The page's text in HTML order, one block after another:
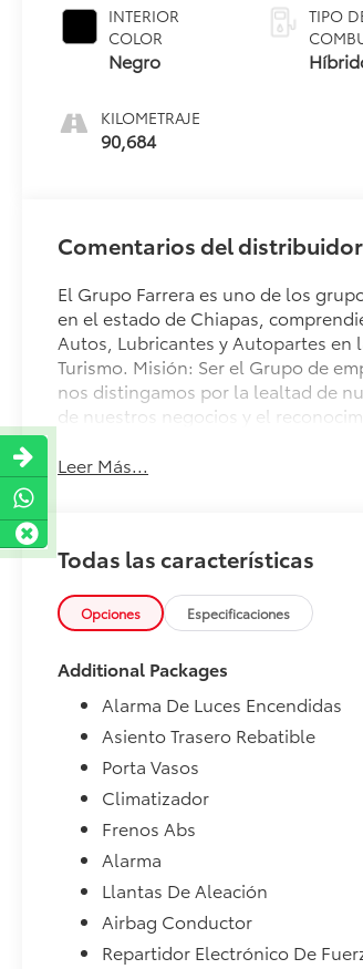
INTERIOR
COLOR
Negro
KILOMETRAJE
90,684
TIPO
Comentarios del distribuidor
El Grupo Farrera es uno de los
en el estado de Chiapas,
Autos, Lubricantes y Autopartes en
Turismo. Misión: Ser el Grupo de
nos distingamos por la lealtad de
de nuestros negocios y el
Leer Más...
Todas las características
Opciones Especificaciones
Additional Packages
Alarma De Luces Encendidas
Asiento Trasero Rebatible
Porta Vasos
Climatizador
Frenos Abs
Alarma
Llantas De Aleación
Airbag Conductor
Repartidor Electrónico De